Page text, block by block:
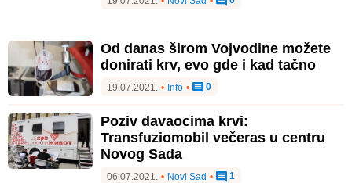
Od danas širom Vojvodine možete
donirati krv, evo gde i kad tačno
19.07.2021. • Info • 0
Poziv davaocima krvi:
Transfuziomobil večeras u centru
Novog Sada
06.07.2021. • Novi Sad • 1